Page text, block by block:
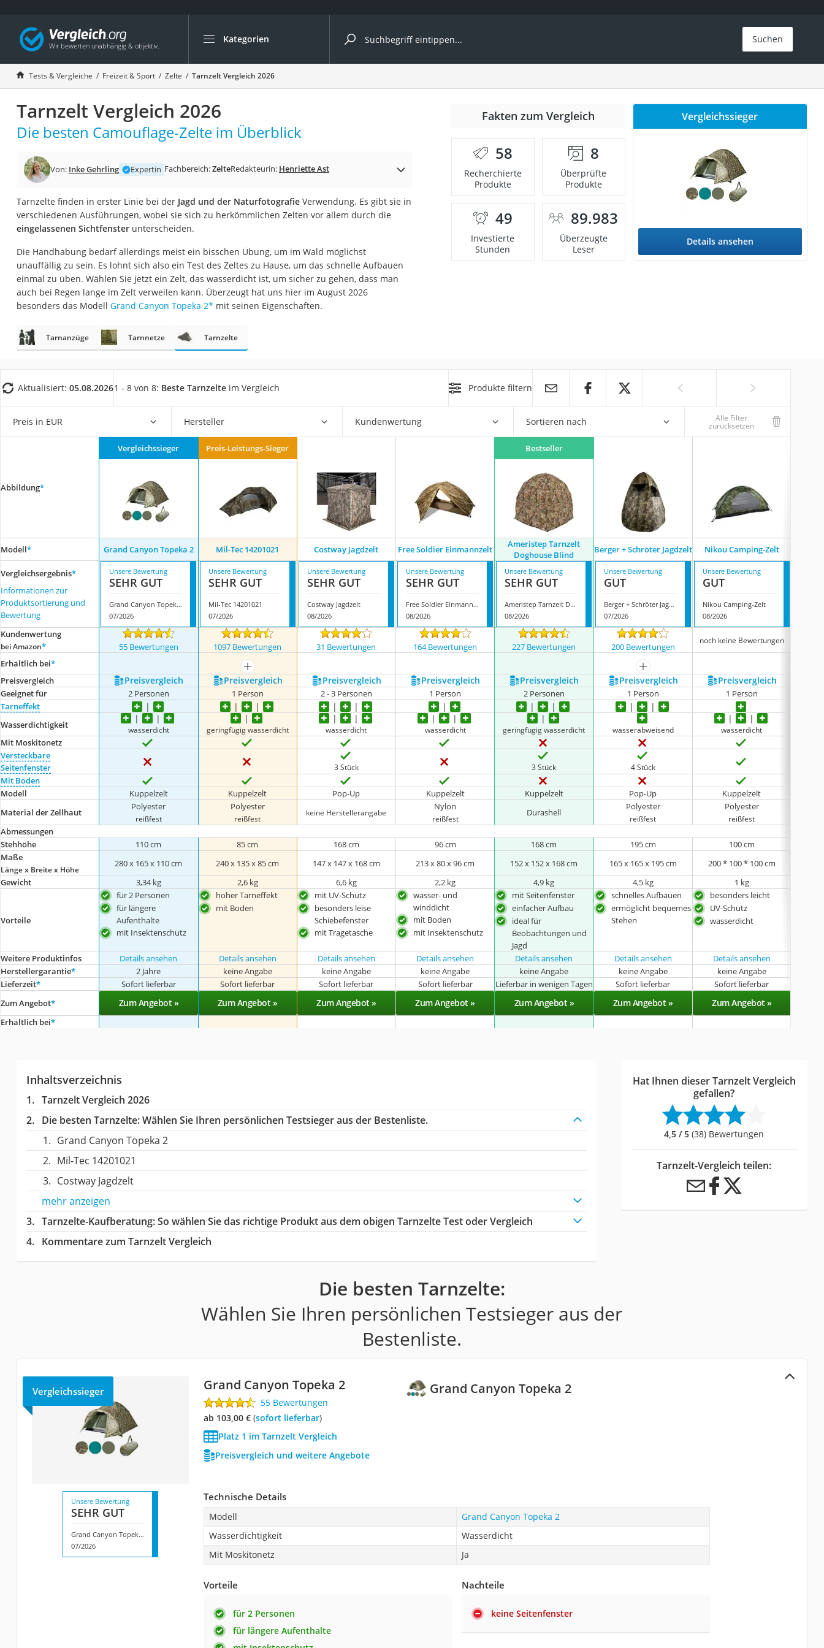
Kategorien
Die beliebtesten Vergleiche nach Kategorie
Freizeit & Sport
Gartentrampolin
Trampolin
Metalldetektor
Trampolin 366 cm
Aluminium-Koffer
Futterboot
E-Bike-Dreirad
Trekkingschuhe Herren
Reisetasche mit Rollen
Koffer
Faltschloss
Vibrationsplatte
Wanderschuhe Herren
Sicherheitsweste Reiten
Suchen
Tests & Vergleiche Freizeit & Sport Zelte Tarnzelt Vergleich 2026
Tarnzelt Vergleich 2026
Die besten Camouflage-Zelte im Überblick
Von: Inke Gehrling Expertin Fachbereich:ZelteRedakteurin: Henriette Ast
Tarnzelte finden in erster Linie bei der Jagd und der NaturfotografieVerwendung. Es gibt sie in
verschiedenen Ausführungen, wobei sie sich zu herkömmlichen Zelten vor allem durch die
eingelassenen Sichtfensterunterscheiden.
Die Handhabung bedarf allerdings meist ein bisschen Übung, um im Wald möglichst
unauffällig zu sein. Es lohnt sich also ein Test des Zeltes zu Hause, um das schnelle Aufbauen
einmal zu üben. Wählen Sie jetzt ein Zelt, das wasserdicht ist, um sicher zu gehen, dass man
auch bei Regen lange im Zelt verweilen kann. Überzeugt hat uns hier im August 2026
besonders das Modell Grand Canyon Topeka 2* mit seinen Eigenschaften.
Fakten zum Vergleich
58
Recherchierte
Produkte
8
Überprüfte
Produkte
49
Investierte
Stunden
89.983
Überzeugte
Leser
Vergleichssieger
Details ansehen
Tarnanzüge Tarnnetze Tarnzelte
Aktualisiert: 05.08.20261 - 8 von 8: Beste Tarnzelte im Vergleich Produkte filtern
Preis in EUR Hersteller Kundenwertung Sortieren nach Alle Filter
zurücksetzen
Abbildung*
Vergleichssieger Preis-Leistungs-Sieger Bestseller
Modell* Grand Canyon Topeka 2 Mil-Tec 14201021 Costway Jagdzelt Free Soldier Einmannzelt
Ameristep Tarnzelt
Doghouse Blind
Berger + Schröter Jagdzelt Nikou Camping-Zelt
Vergleichsergebnis*
Informationen zur
Produktsortierung und
Bewertung
Unsere Bewertung
SEHR GUT
Grand Canyon Topeka 2
07/2026
Unsere Bewertung
SEHR GUT
Mil-Tec 14201021
07/2026
Unsere Bewertung
SEHR GUT
Costway Jagdzelt
08/2026
Unsere Bewertung
SEHR GUT
Free Soldier Einmannzelt
08/2026
Unsere Bewertung
SEHR GUT
Ameristep Tarnzelt Doghouse Blind
08/2026
Unsere Bewertung
GUT
Berger + Schröter Jagdzelt
07/2026
Unsere Bewertung
GUT
Nikou Camping-Zelt
08/2026
Kundenwertung
bei Amazon* 55 Bewertungen 1097 Bewertungen 31 Bewertungen 164 Bewertungen 227 Bewertungen 200 Bewertungen
noch keine Bewertungen
Erhältlich bei*
mehr anzeigen
mehr anzeigen
Preis­vergleich
Preis­vergleich Preis­vergleich Preis­vergleich Preis­vergleich Preis­vergleich Preis­vergleich Preis­vergleich
Geeignet für 2 Personen 1 Person 2 - 3 Personen 1 Person 2 Personen 1 Person 1 Person
Tarneffekt
Wasserdichtigkeit
wasserdicht geringfügig wasserdicht wasserdicht wasserdicht geringfügig wasserdicht wasserabweisend wasserdicht
Mit Moskitonetz
Versteckbare
Seitenfenster
3 Stück 3 Stück 4 Stück
Mit Boden
Modell
Kuppelzelt Kuppelzelt Pop-Up Kuppelzelt Kuppelzelt Pop-Up Kuppelzelt
Material der Zellhaut
Polyester
reißfest
Polyester
reißfest
keine Herstellerangabe
Nylon
reißfest
Durashell
Polyester
reißfest
Polyester
reißfest
Abmessungen
Stehhöhe
110 cm 85 cm 168 cm 96 cm 168 cm 195 cm
100 cm
Maße
Länge x Breite x Höhe
280 x 165 x 110 cm 240 x 135 x 85 cm 147 x 147 x 168 cm 213 x 80 x 96 cm 152 x 152 x 168 cm 165 x 165 x 195 cm 200 * 100 * 100 cm
Gewicht
3,34 kg 2,6 kg 6,6 kg 2,2 kg 4,9 kg 4,5 kg 1 kg
Vorteile
für 2 Personen
für längere
Aufenthalte
mit Insektenschutz
hoher Tarneffekt
mit Boden
mit UV-Schutz
besonders leise
Schiebefenster
mit Tragetasche
wasser- und
winddicht
mit Boden
mit Insektenschutz
mit Seitenfenster
einfacher Aufbau
ideal für
Beobachtungen und
Jagd
schnelles Aufbauen
ermöglicht bequemes
Stehen
besonders leicht
UV-Schutz
wasserdicht
Weitere Produktinfos
Details ansehen Details ansehen Details ansehen Details ansehen Details ansehen Details ansehen
Details ansehen
Herstellergarantie* 2 Jahre keine Angabe keine Angabe keine Angabe keine Angabe keine Angabe keine Angabe
Lieferzeit* Sofort lieferbar Sofort lieferbar Sofort lieferbar Sofort lieferbar Lieferbar in wenigen Tagen Sofort lieferbar Sofort lieferbar
Zum Angebot* Zum Angebot » Zum Angebot » Zum Angebot » Zum Angebot » Zum Angebot » Zum Angebot » Zum Angebot »
Erhältlich bei*
Inhaltsverzeichnis
Tarnzelt Vergleich 2026
Die besten Tarnzelte:Wählen Sie Ihren persönlichen Testsieger aus der Bestenliste.
Grand Canyon Topeka 2
Mil-Tec 14201021
Costway Jagdzelt
mehr anzeigen
Tarnzelte-Kaufberatung: So wählen Sie das richtige Produkt aus dem obigen Tarnzelte Test oder Vergleich
Kommentare zum Tarnzelt Vergleich
Hat Ihnen dieser Tarnzelt Vergleich
gefallen?
4,5 / 5 (38) Bewertungen
Tarnzelt-Vergleich teilen:
Die besten Tarnzelte:
Wählen Sie Ihren persönlichen Testsieger aus der
Bestenliste.
Grand Canyon Topeka 2
Vergleichssieger Grand Canyon Topeka 2
55 Bewertungen
ab 103,00 €( Sofort lieferbar)
Platz 1 im Tarnzelt Vergleich
Preisvergleich und weitere Angebote
Unsere Bewertung
SEHR GUT
Grand Canyon Topeka 2
07/2026
Technische Details
Modell
Grand Canyon Topeka 2
Wasserdichtigkeit
Wasserdicht
Mit Moskitonetz
Ja
Vorteile
für 2 Personen
für längere Aufenthalte
Nachteile
keine Seitenfenster